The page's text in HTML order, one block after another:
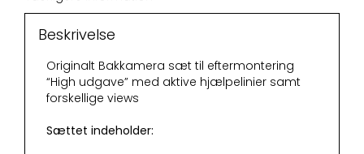
Beskrivelse
Originalt Bakkamera sæt til eftermontering
“High udgave” med aktive hjælpelinier samt
forskellige views
Sættet indeholder: